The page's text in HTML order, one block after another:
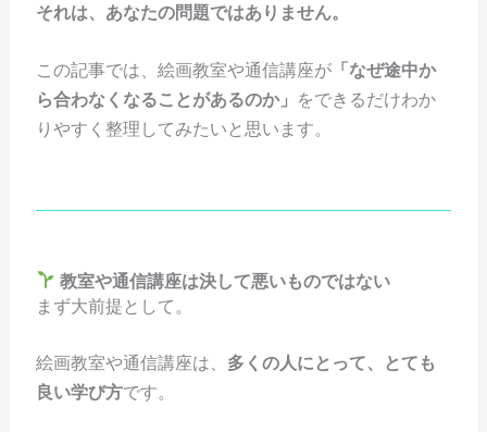
それは、あなたの問題ではありません。
この記事では、絵画教室や通信講座が「なぜ途中か
ら合わなくなることがあるのか」 をできるだけわか
りやすく整理してみたいと思います。
教室や通信講座は決して悪いものではない
まず大前提として。
絵画教室や通信講座は、 多くの人にとって、とても
良い学び方です。